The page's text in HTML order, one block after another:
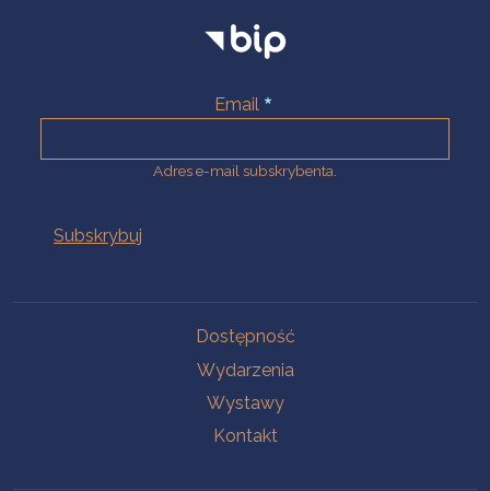
Email
Adres e-mail subskrybenta.
Dostępność
Wydarzenia
Wystawy
Kontakt